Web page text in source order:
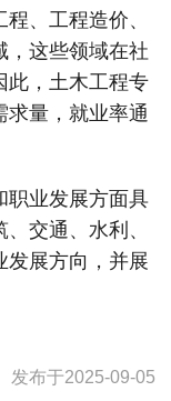
、工程造价、
，这些领域在社
此，土木工程专
求量，就业率通
职业发展方面具
交通、水利、
发展方向，并展
发布于2025-09-05